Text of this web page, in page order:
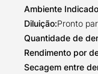
Ambiente Indicado
Diluição:Pronto
Quantidade de
Rendimento por
Secagem entre